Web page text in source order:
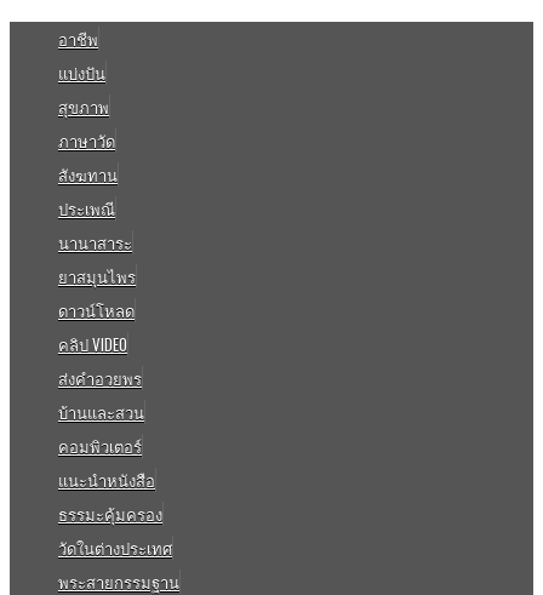
อาชีพ
แบ่งปัน
สุขภาพ
ภาษาวัด
สังฆทาน
ประเพณี
นานาสาระ
ยาสมุนไพร
ดาวน์โหลด
คลิป VIDEO
ส่งคำอวยพร
บ้านและสวน
คอมพิวเตอร์
แนะนำหนังสือ
ธรรมะคุ้มครอง
วัดในต่างประเทศ
พระสายกรรมฐาน